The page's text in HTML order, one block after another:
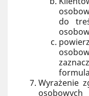
do
Wyrażenie